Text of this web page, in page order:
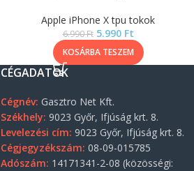
Apple iPhone X tpu tokok
6.990Ft 5.990 Ft
KOSÁRBA TESZEM
CÉGADATOK
Cégnév: Gasztro Net Kft.
Székhely: 9023 Győr, Ifjúság krt. 8.
Levelezési cím: 9023 Győr, Ifjúság krt. 8.
Cégjegyzékszám: 08-09-015785
Adószám: 14171341-2-08 (közösségi: